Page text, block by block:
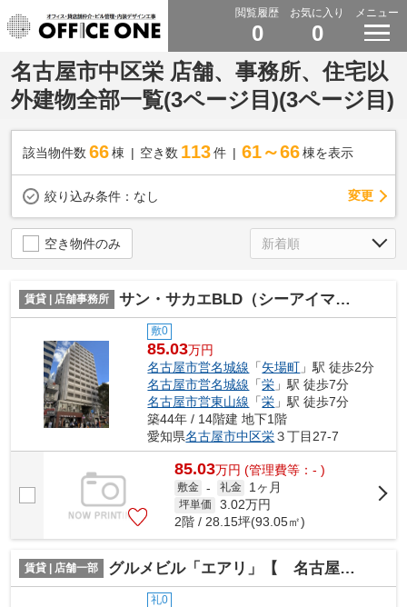
閲覧履歴
0
お気に入り
0
メニュー
名古屋市中区栄 店舗、事務所、住宅以
外建物全部一覧(3ページ目)(3ページ目)
該当物件数 66棟 空き数 113 件 61～66 棟を表示
絞り込み条件： なし 変更
空き物件のみ
賃貸 | 店舗事務所 サン・サカエBLD（シーアイマンション南大津）【 名古屋の貸事務所・貸オフィス 】
敷0
85.03万円
名古屋市営名城線 「矢場町 」駅 徒歩2分
名古屋市営名城線 「栄 」駅 徒歩7分
名古屋市営東山線 「栄 」駅 徒歩7分
築44年 / 14階建 地下1階
愛知県名古屋市中区栄３丁目27-7
85.03万円 (管理費等：- )
敷金 - 礼金 1ヶ月
坪単価 3.02万円
2階 / 28.15坪(93.05㎡)
賃貸 | 店舗一部 グルメビル「エアリ」【 名古屋の貸事務所・貸オフィス 】
礼0